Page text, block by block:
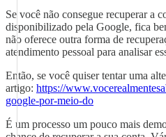
Se você não consegue recuperar a
disponibilizado pela Google, fica
não oferece outra forma de
atendimento pessoal para analisar
Então, se você quiser tentar uma
artigo: https://
google-por-meio-do
É um processo um pouco mais